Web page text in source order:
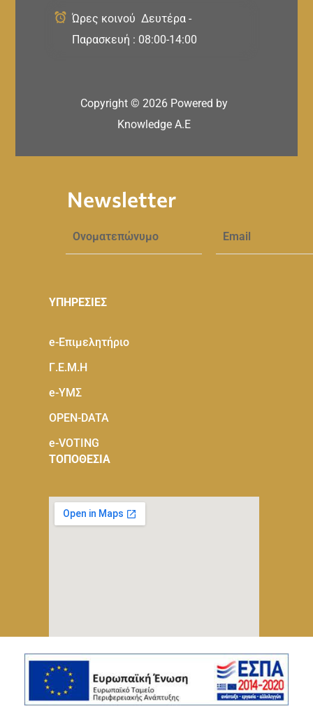
Ώρες κοινού Δευτέρα -
Παρασκευή : 08:00-14:00
Copyright © 2026 Powered by
Knowledge A.E
Newsletter
ΥΠΗΡΕΣΙΕΣ
e-Eπιμελητήριο
Γ.Ε.Μ.Η
e-ΥΜΣ
OPEN-DATA
e-VOTING
ΤΟΠΟΘΕΣΙΑ